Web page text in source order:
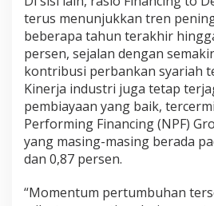
terus menunjukkan tren
beberapa tahun terakhir
persen, sejalan dengan
kontribusi perbankan syariah
Kinerja industri juga tetap
pembiayaan yang baik,
Performing Financing (NPF)
yang masing-masing berada
dan 0,87 persen.
“Momentum pertumbuhan